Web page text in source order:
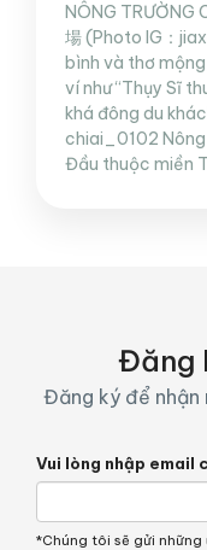
NÔNG TRƯỜNG
場 (Photo IG：
bình và thơ
ví như “Thụy Sĩ
khá đông du
chiai_0102
Đầu thuộc miền
Đăng
Đăng ký để nhận
Vui lòng nhập email
*Chúng tôi sẽ gửi những